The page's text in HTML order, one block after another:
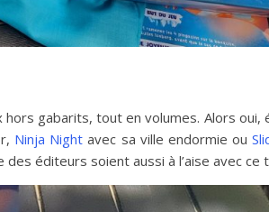
gabarits, tout en volumes. Alors oui,
Ninja Night avec sa ville endormie ou
éditeurs soient aussi à l’aise avec ce